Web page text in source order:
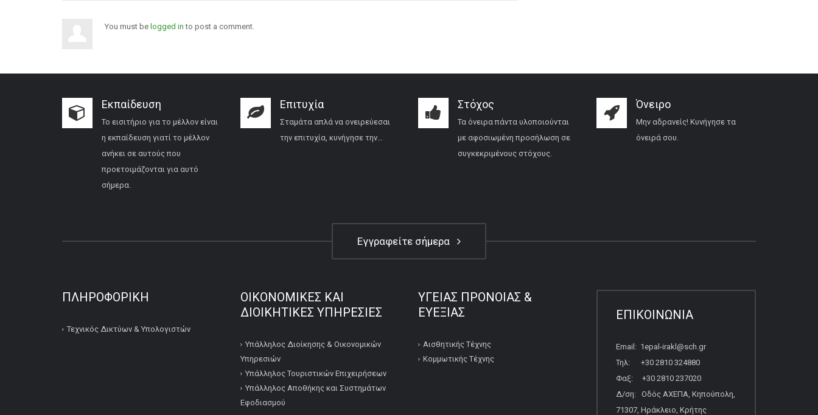
You must be logged in to post a comment.
Εκπαίδευση
Το εισιτήριο για το μέλλον είναι
η εκπαίδευση γιατί το μέλλον
ανήκει σε αυτούς που
προετοιμάζονται για αυτό
σήμερα.
Επιτυχία
Σταμάτα απλά να ονειρεύεσαι
την επιτυχία, κυνήγησε την…
Στόχος
Τα όνειρα πάντα υλοποιούνται
με αφοσιωμένη προσήλωση σε
συγκεκριμένους στόχους.
Όνειρο
Μην αδρανείς! Κυνήγησε τα
όνειρά σου.
Εγγραφείτε σήμερα
ΠΛΗΡΟΦΟΡΙΚΉ
Τεχνικός Δικτύων & Υπολογιστών
ΟΙΚΟΝΟΜΙΚΕΣ ΚΑΙ
ΔΙΟΙΚΗΤΙΚΕΣ ΥΠΗΡΕΣΙΕΣ
Υπάλληλος Διοίκησης & Οικονομικών
Υπηρεσιών
Υπάλληλος Τουριστικών Επιχειρήσεων
Υπάλληλος Αποθήκης και Συστημάτων
Εφοδιασμού
ΥΓΕΙΑΣ ΠΡΟΝΟΙΑΣ &
ΕΥΕΞΙΑΣ
Αισθητικής Τέχνης
Κομμωτικής Τέχνης
ΕΠΙΚΟΙΝΩΝΙΑ
Email: 1epal-irakl@sch.gr
Τηλ: +30 2810 324880
Φαξ: +30 2810 237020
Δ/ση: Οδός ΑΧΕΠΑ, Κηπούπολη,
71307, Ηράκλειο, Κρήτης